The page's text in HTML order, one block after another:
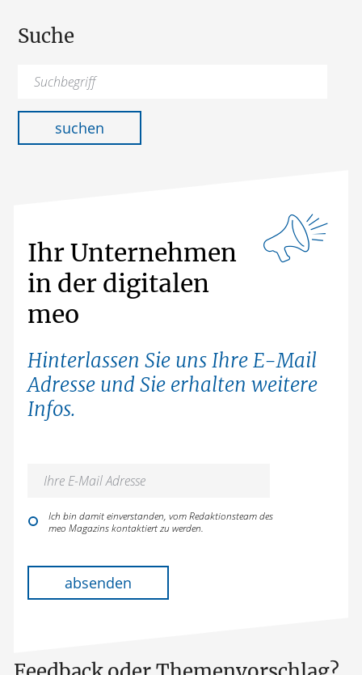
Suche
Suchen
suchen
Ihr Unternehmen
in der digitalen
meo
Hinterlassen Sie uns Ihre E-Mail
Adresse und Sie erhalten weitere
Infos.
Ich bin damit einverstanden, vom Redaktionsteam des
meo Magazins kontaktiert zu werden.
absenden